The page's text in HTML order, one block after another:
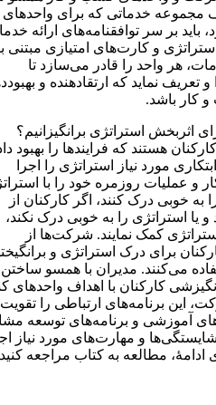
مجموعه خدماتی که برای واحدهای
بر سر توافقنامه‌های ارائه
و کارت‌های امتیازی مبتنی
هر واحد را قادر می‌سازد تا
تعریف نماید که ارتقادهنده و
کار باشد.
اثربخش استراتژی برانگیزانیم؟
هستند که فرایندها را بهبود
مورد نیاز استراتژی را اجرا
و عملیات روزمره خود را با
به خوبی درک کنند، اگر کارکنان از
و یا استراتژی را به خوبی درک نکند،
کمک نمایند. شرکت‌ها از
برای درک استراتژی و
می‌کنند. مدیران با همسو ساختن
کارکنان با اهداف
این برنامه‌های ارتباطی را تقویت
آموزشی و برنامه‌های توسعه
و مهارت‌های مورد نیاز
ادامۀ، مطالعه به کتاب مراجعه